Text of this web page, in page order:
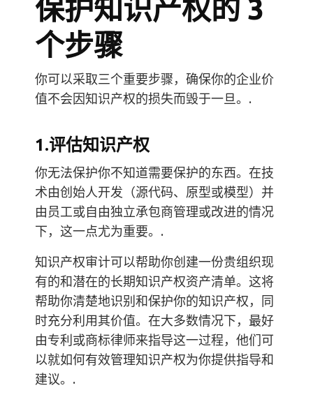
保护知识产权的 3
个步骤
你可以采取三个重要步骤，确保你的企业价
值不会因知识产权的损失而毁于一旦。.
1.评估知识产权
你无法保护你不知道需要保护的东西。在技
术由创始人开发（源代码、原型或模型）并
由员工或自由独立承包商管理或改进的情况
下，这一点尤为重要。.
知识产权审计可以帮助你创建一份贵组织现
有的和潜在的长期知识产权资产清单。这将
帮助你清楚地识别和保护你的知识产权，同
时充分利用其价值。在大多数情况下，最好
由专利或商标律师来指导这一过程，他们可
以就如何有效管理知识产权为你提供指导和
建议。.